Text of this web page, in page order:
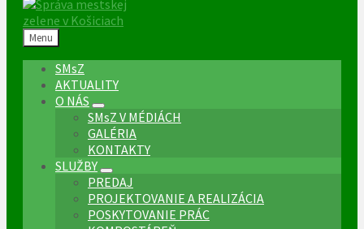
Menu
SMsZ
AKTUALITY
O NÁS
SMsZ V MÉDIÁCH
GALÉRIA
KONTAKTY
SLUŽBY
PREDAJ
PROJEKTOVANIE A REALIZÁCIA
POSKYTOVANIE PRÁC